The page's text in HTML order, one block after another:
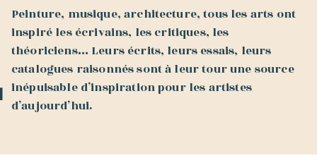
Peinture, musique, architecture, tous les arts ont
inspiré les écrivains, les critiques, les
théoriciens… Leurs écrits, leurs essais, leurs
catalogues raisonnés sont à leur tour une source
inépuisable d’inspiration pour les artistes
d’aujourd’hui.